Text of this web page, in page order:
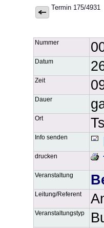
Termin 175/4931
Nummer
Datum
Zeit
Dauer
Ort
Info senden
drucken
Veranstaltung
Leitung/Referent
Veranstaltungstyp